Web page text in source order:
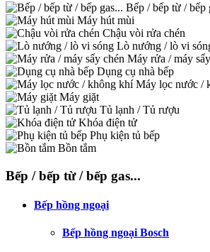
Bếp / bếp từ / bếp
Máy hút mùi
Chậu vòi rửa chén
Lò nướng / lò vi
Máy rửa / máy
Dụng cụ nhà bếp
Máy lọc nước /
Máy giặt
Tủ lạnh / Tủ rượu
Khóa điện tử
Phụ kiện tủ bếp
Bồn tắm
Bếp / bếp từ / bếp gas...
Bếp hồng ngoại
Bếp hồng ngoại Bosch